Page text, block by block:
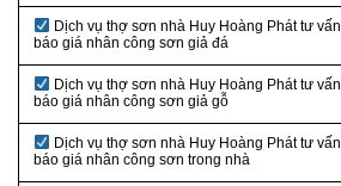
Dịch vụ thợ sơn nhà Huy Hoàng Phát tư vấn
báo giá nhân công sơn giả đá
Dịch vụ thợ sơn nhà Huy Hoàng Phát tư vấn
báo giá nhân công sơn giả gỗ
Dịch vụ thợ sơn nhà Huy Hoàng Phát tư vấn
báo giá nhân công sơn trong nhà